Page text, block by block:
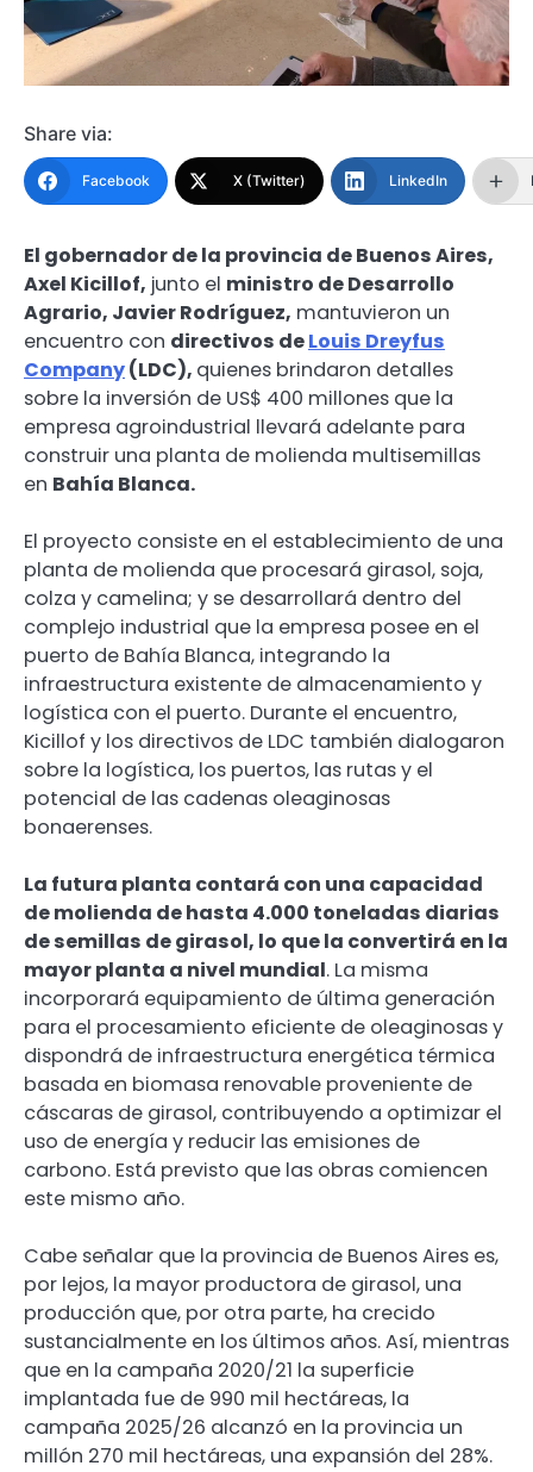
Share via:
Facebook X (Twitter) LinkedIn
El gobernador de la provincia de Buenos Aires,
Axel Kicillof, junto el ministro de Desarrollo
Agrario, Javier Rodríguez, mantuvieron un
encuentro con directivos deLouis Dreyfus
Company(LDC), quienes brindaron detalles
sobre la inversión de US$ 400 millones que la
empresa agroindustrial llevará adelante para
construir una planta de molienda multisemillas
en Bahía Blanca.
El proyecto consiste en el establecimiento de una
planta de molienda que procesará girasol, soja,
colza y camelina; y se desarrollará dentro del
complejo industrial que la empresa posee en el
puerto de Bahía Blanca, integrando la
infraestructura existente de almacenamiento y
logística con el puerto. Durante el encuentro,
Kicillof y los directivos de LDC también dialogaron
sobre la logística, los puertos, las rutas y el
potencial de las cadenas oleaginosas
bonaerenses.
La futura planta contará con una capacidad
de molienda de hasta 4.000 toneladas diarias
de semillas de girasol, lo que la convertirá en la
mayor planta a nivel mundial. La misma
incorporará equipamiento de última generación
para el procesamiento eficiente de oleaginosas y
dispondrá de infraestructura energética térmica
basada en biomasa renovable proveniente de
cáscaras de girasol, contribuyendo a optimizar el
uso de energía y reducir las emisiones de
carbono. Está previsto que las obras comiencen
este mismo año.
Cabe señalar que la provincia de Buenos Aires es,
por lejos, la mayor productora de girasol, una
producción que, por otra parte, ha crecido
sustancialmente en los últimos años. Así, mientras
que en la campaña 2020/21 la superficie
implantada fue de 990 mil hectáreas, la
campaña 2025/26 alcanzó en la provincia un
millón 270 mil hectáreas, una expansión del 28%.